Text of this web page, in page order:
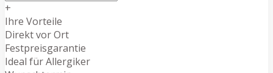
+
Ihre Vorteile
Direkt vor Ort
Festpreisgarantie
Ideal für Allergiker